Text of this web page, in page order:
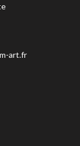
art.fr